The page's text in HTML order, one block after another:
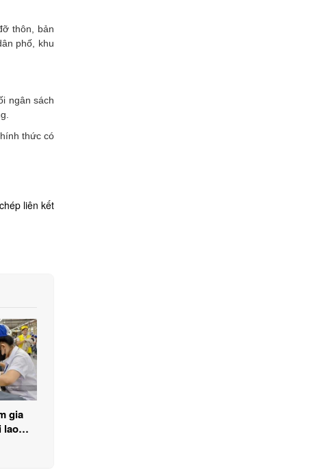
thôn, bản
phố, khu
ngân sách
thức có
liên kết
gia
lao